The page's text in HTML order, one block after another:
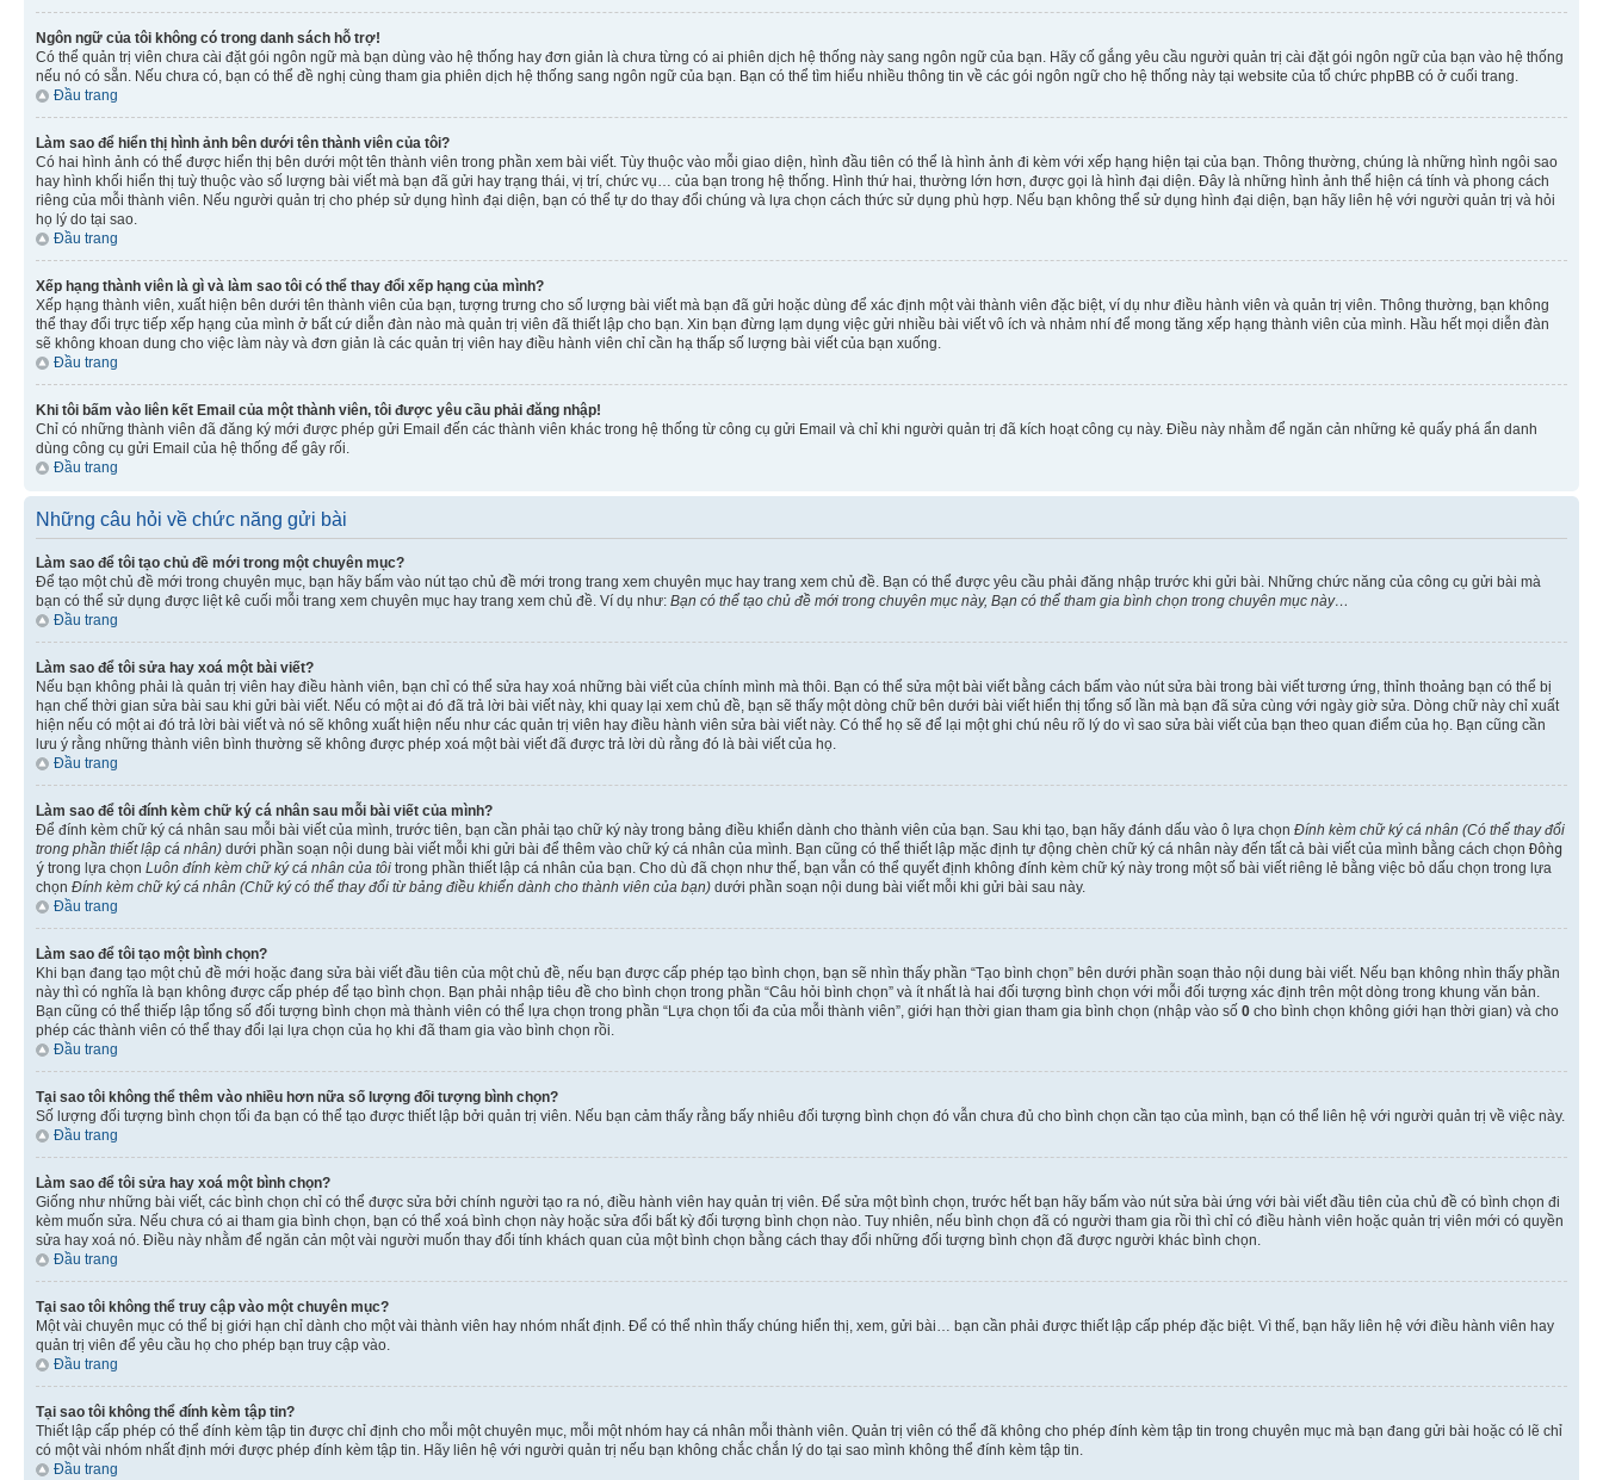
Ngôn ngữ của tôi không có trong danh sách hỗ trợ!
Có thể quản trị viên chưa cài đặt gói ngôn ngữ mà bạn dùng vào hệ thống hay đơn giản là chưa từng có ai phiên dịch hệ thống này sang ngôn ngữ của bạn. Hãy cố gắng yêu cầu người quản trị cài đặt gói ngôn ngữ của bạn vào hệ thống
nếu nó có sẵn. Nếu chưa có, bạn có thể đề nghị cùng tham gia phiên dịch hệ thống sang ngôn ngữ của bạn. Bạn có thể tìm hiểu nhiều thông tin về các gói ngôn ngữ cho hệ thống này tại website của tổ chức phpBB có ở cuối trang.
Đầu trang
Làm sao để hiển thị hình ảnh bên dưới tên thành viên của tôi?
Có hai hình ảnh có thể được hiển thị bên dưới một tên thành viên trong phần xem bài viết. Tùy thuộc vào mỗi giao diện, hình đầu tiên có thể là hình ảnh đi kèm với xếp hạng hiện tại của bạn. Thông thường, chúng là những hình ngôi sao
hay hình khối hiển thị tuỳ thuộc vào số lượng bài viết mà bạn đã gửi hay trạng thái, vị trí, chức vụ… của bạn trong hệ thống. Hình thứ hai, thường lớn hơn, được gọi là hình đại diện. Đây là những hình ảnh thể hiện cá tính và phong cách
riêng của mỗi thành viên. Nếu người quản trị cho phép sử dụng hình đại diện, bạn có thể tự do thay đổi chúng và lựa chọn cách thức sử dụng phù hợp. Nếu bạn không thể sử dụng hình đại diện, bạn hãy liên hệ với người quản trị và hỏi
họ lý do tại sao.
Đầu trang
Xếp hạng thành viên là gì và làm sao tôi có thể thay đổi xếp hạng của mình?
Xếp hạng thành viên, xuất hiện bên dưới tên thành viên của bạn, tượng trưng cho số lượng bài viết mà bạn đã gửi hoặc dùng để xác định một vài thành viên đặc biệt, ví dụ như điều hành viên và quản trị viên. Thông thường, bạn không
thể thay đổi trực tiếp xếp hạng của mình ở bất cứ diễn đàn nào mà quản trị viên đã thiết lập cho bạn. Xin bạn đừng lạm dụng việc gửi nhiều bài viết vô ích và nhảm nhí để mong tăng xếp hạng thành viên của mình. Hầu hết mọi diễn đàn
sẽ không khoan dung cho việc làm này và đơn giản là các quản trị viên hay điều hành viên chỉ cần hạ thấp số lượng bài viết của bạn xuống.
Đầu trang
Khi tôi bấm vào liên kết Email của một thành viên, tôi được yêu cầu phải đăng nhập!
Chỉ có những thành viên đã đăng ký mới được phép gửi Email đến các thành viên khác trong hệ thống từ công cụ gửi Email và chỉ khi người quản trị đã kích hoạt công cụ này. Điều này nhằm để ngăn cản những kẻ quấy phá ẩn danh
dùng công cụ gửi Email của hệ thống để gây rối.
Đầu trang
Những câu hỏi về chức năng gửi bài
Làm sao để tôi tạo chủ đề mới trong một chuyên mục?
Để tạo một chủ đề mới trong chuyên mục, bạn hãy bấm vào nút tạo chủ đề mới trong trang xem chuyên mục hay trang xem chủ đề. Bạn có thể được yêu cầu phải đăng nhập trước khi gửi bài. Những chức năng của công cụ gửi bài mà
bạn có thể sử dụng được liệt kê cuối mỗi trang xem chuyên mục hay trang xem chủ đề. Ví dụ như: Bạn có thể tạo chủ đề mới trong chuyên mục này, Bạn có thể tham gia bình chọn trong chuyên mục này…
Đầu trang
Làm sao để tôi sửa hay xoá một bài viết?
Nếu bạn không phải là quản trị viên hay điều hành viên, bạn chỉ có thể sửa hay xoá những bài viết của chính mình mà thôi. Bạn có thể sửa một bài viết bằng cách bấm vào nút sửa bài trong bài viết tương ứng, thỉnh thoảng bạn có thể bị
hạn chế thời gian sửa bài sau khi gửi bài viết. Nếu có một ai đó đã trả lời bài viết này, khi quay lại xem chủ đề, bạn sẽ thấy một dòng chữ bên dưới bài viết hiển thị tổng số lần mà bạn đã sửa cùng với ngày giờ sửa. Dòng chữ này chỉ xuất
hiện nếu có một ai đó trả lời bài viết và nó sẽ không xuất hiện nếu như các quản trị viên hay điều hành viên sửa bài viết này. Có thể họ sẽ để lại một ghi chú nêu rõ lý do vì sao sửa bài viết của bạn theo quan điểm của họ. Bạn cũng cần
lưu ý rằng những thành viên bình thường sẽ không được phép xoá một bài viết đã được trả lời dù rằng đó là bài viết của họ.
Đầu trang
Làm sao để tôi đính kèm chữ ký cá nhân sau mỗi bài viết của mình?
Để đính kèm chữ ký cá nhân sau mỗi bài viết của mình, trước tiên, bạn cần phải tạo chữ ký này trong bảng điều khiển dành cho thành viên của bạn. Sau khi tạo, bạn hãy đánh dấu vào ô lựa chọn Đính kèm chữ ký cá nhân (Có thể thay đổi
trong phần thiết lập cá nhân) dưới phần soạn nội dung bài viết mỗi khi gửi bài để thêm vào chữ ký cá nhân của mình. Bạn cũng có thể thiết lập mặc định tự động chèn chữ ký cá nhân này đến tất cả bài viết của mình bằng cách chọn Đồng
ý trong lựa chọn Luôn đính kèm chữ ký cá nhân của tôi trong phần thiết lập cá nhân của bạn. Cho dù đã chọn như thế, bạn vẫn có thể quyết định không đính kèm chữ ký này trong một số bài viết riêng lẻ bằng việc bỏ dấu chọn trong lựa
chọn Đính kèm chữ ký cá nhân (Chữ ký có thể thay đổi từ bảng điều khiển dành cho thành viên của bạn) dưới phần soạn nội dung bài viết mỗi khi gửi bài sau này.
Đầu trang
Làm sao để tôi tạo một bình chọn?
Khi bạn đang tạo một chủ đề mới hoặc đang sửa bài viết đầu tiên của một chủ đề, nếu bạn được cấp phép tạo bình chọn, bạn sẽ nhìn thấy phần “Tạo bình chọn” bên dưới phần soạn thảo nội dung bài viết. Nếu bạn không nhìn thấy phần
này thì có nghĩa là bạn không được cấp phép để tạo bình chọn. Bạn phải nhập tiêu đề cho bình chọn trong phần “Câu hỏi bình chọn” và ít nhất là hai đối tượng bình chọn với mỗi đối tượng xác định trên một dòng trong khung văn bản.
Bạn cũng có thể thiếp lập tổng số đối tượng bình chọn mà thành viên có thể lựa chọn trong phần “Lựa chọn tối đa của mỗi thành viên”, giới hạn thời gian tham gia bình chọn (nhập vào số 0 cho bình chọn không giới hạn thời gian) và cho
phép các thành viên có thể thay đổi lại lựa chọn của họ khi đã tham gia vào bình chọn rồi.
Đầu trang
Tại sao tôi không thể thêm vào nhiều hơn nữa số lượng đối tượng bình chọn?
Số lượng đối tượng bình chọn tối đa bạn có thể tạo được thiết lập bởi quản trị viên. Nếu bạn cảm thấy rằng bấy nhiêu đối tượng bình chọn đó vẫn chưa đủ cho bình chọn cần tạo của mình, bạn có thể liên hệ với người quản trị về việc này.
Đầu trang
Làm sao để tôi sửa hay xoá một bình chọn?
Giống như những bài viết, các bình chọn chỉ có thể được sửa bởi chính người tạo ra nó, điều hành viên hay quản trị viên. Để sửa một bình chọn, trước hết bạn hãy bấm vào nút sửa bài ứng với bài viết đầu tiên của chủ đề có bình chọn đi
kèm muốn sửa. Nếu chưa có ai tham gia bình chọn, bạn có thể xoá bình chọn này hoặc sửa đổi bất kỳ đối tượng bình chọn nào. Tuy nhiên, nếu bình chọn đã có người tham gia rồi thì chỉ có điều hành viên hoặc quản trị viên mới có quyền
sửa hay xoá nó. Điều này nhằm để ngăn cản một vài người muốn thay đổi tính khách quan của một bình chọn bằng cách thay đổi những đối tượng bình chọn đã được người khác bình chọn.
Đầu trang
Tại sao tôi không thể truy cập vào một chuyên mục?
Một vài chuyên mục có thể bị giới hạn chỉ dành cho một vài thành viên hay nhóm nhất định. Để có thể nhìn thấy chúng hiển thị, xem, gửi bài… bạn cần phải được thiết lập cấp phép đặc biệt. Vì thế, bạn hãy liên hệ với điều hành viên hay
quản trị viên để yêu cầu họ cho phép bạn truy cập vào.
Đầu trang
Tại sao tôi không thể đính kèm tập tin?
Thiết lập cấp phép có thể đính kèm tập tin được chỉ định cho mỗi một chuyên mục, mỗi một nhóm hay cá nhân mỗi thành viên. Quản trị viên có thể đã không cho phép đính kèm tập tin trong chuyên mục mà bạn đang gửi bài hoặc có lẽ chỉ
có một vài nhóm nhất định mới được phép đính kèm tập tin. Hãy liên hệ với người quản trị nếu bạn không chắc chắn lý do tại sao mình không thể đính kèm tập tin.
Đầu trang